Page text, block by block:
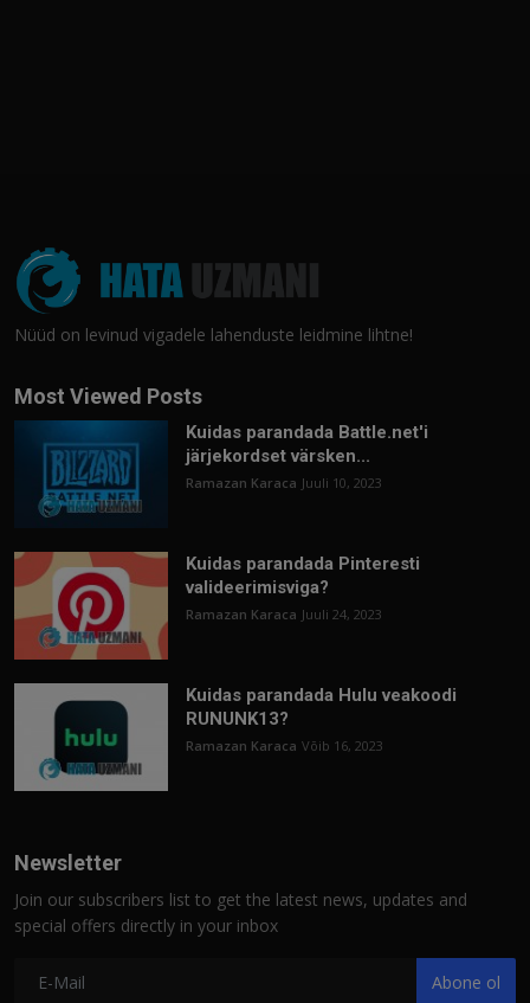
Nüüd on levinud vigadele lahenduste leidmine lihtne!
Most Viewed Posts
Kuidas parandada Battle.net'i
järjekordset värsken...
Ramazan Karaca Juuli 10, 2023
Kuidas parandada Pinteresti
valideerimisviga?
Ramazan Karaca Juuli 24, 2023
Kuidas parandada Hulu veakoodi
RUNUNK13?
Ramazan Karaca Võib 16, 2023
Newsletter
Join our subscribers list to get the latest news, updates and
special offers directly in your inbox
Abone ol